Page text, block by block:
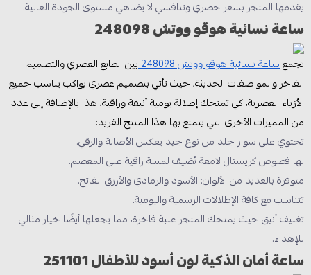
يقدمها المتجر بسعر حصري وتنافسي لا يضاهي مستوى الجودة العالية.
ساعة نسائية هوقو ووتش 248098
تجمعساعة نسائية هوقو ووتش 248098
بين الطابع العصري والتصميم
الفاخر والمواصفات الحديثة، حيث تأتي بتصميم عصري يواكب يناسب جميع
الأزياء العصرية، كي تمنحك إطلالة يومية أنيقة وراقية، هذا بالإضافة إلى عدد
من المميزات الأخرى التي يتمتع بها هذا المنتج الفريد:
تحتوي على سوار جلد من نوع جيد يعكس الأصالة والرقي.
لها فصوص كريستال لامعة تُضيف لمسة راقية على المعصم.
متوفرة بالعديد من الألوان: الأسود والرمادي والأرزق الفاتح.
تتناسب مع كافة الإطلالات الرسمية واليومية.
تغليف أنيق حيث يمنحك المتجر علبة فاخرة، مما يجعلها أيضًا خيار مثالي
للإهداء.
ساعة أمان الذكية لون أسود للأطفال 251101